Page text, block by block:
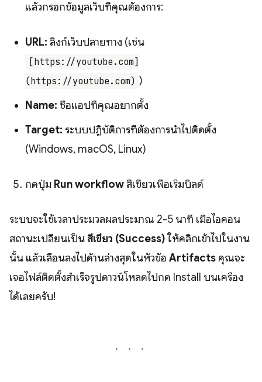
แล้วกรอกข้อมูลเว็บที่คุณต้องการ:
URL: ลิงก์เว็บปลายทาง (เช่น
[https://youtube.com]
(https://youtube.com) )
Name: ชื่อแอปที่คุณอยากตั้ง
Target: ระบบปฏิบัติการที่ต้องการนำไปติดตั้ง
(Windows, macOS, Linux)
กดปุ่ม Run workflowสีเขียวเพื่อเริ่มบิลด์
ระบบจะใช้เวลาประมวลผลประมาณ 2-5 นาที เมื่อไอคอน
สถานะเปลี่ยนเป็น สีเขียว (Success)ให้คลิกเข้าไปในงาน
นั้น แล้วเลื่อนลงไปด้านล่างสุดในหัวข้อ Artifacts คุณจะ
เจอไฟล์ติดตั้งสำเร็จรูปดาวน์โหลดไปกด Install บนเครื่อง
ได้เลยครับ!